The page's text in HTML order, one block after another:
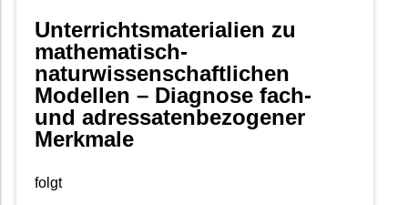
Unterrichtsmaterialien zu
mathematisch-
naturwissenschaftlichen
Modellen – Diagnose fach-
und adressatenbezogener
Merkmale
folgt